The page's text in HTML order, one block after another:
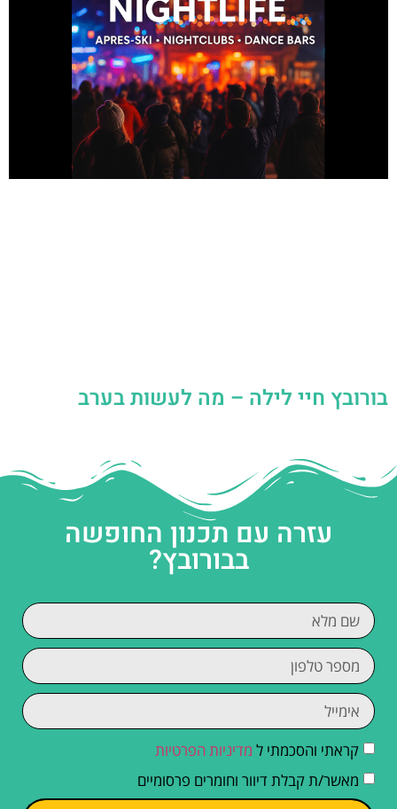
בורובץ חיי לילה – מה לעשות בערב
עזרה עם תכנון החופשה
בבורובץ?
קראתי והסכמתי ל מדיניות הפרטיות
מאשר/ת קבלת דיוור וחומרים פרסומיים